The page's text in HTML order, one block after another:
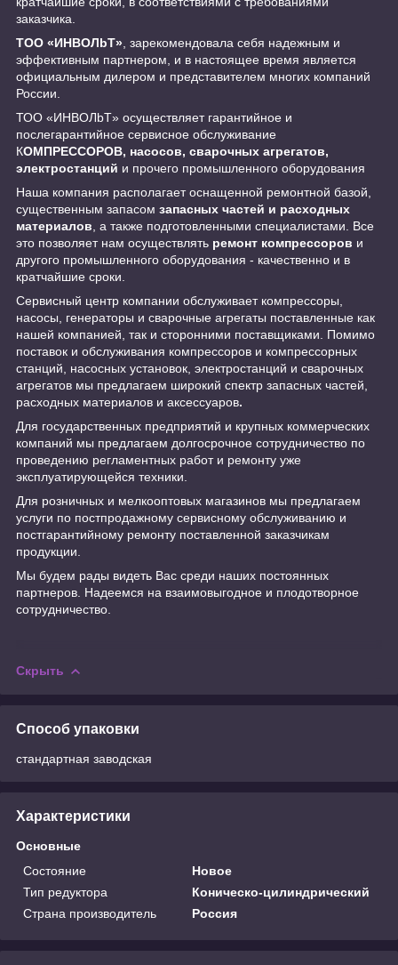
заказчика.
ТОО «ИНBOЛbT» , зарекомендовала себя надежным и
эффективным партнером, и в настоящее время является
официальным дилером и представителем многих компаний
России.
ТОО «ИНBOЛbT» осуществляет гарантийное и
послегарантийное сервисное обслуживание
КОМПРЕССОРОВ, насосов, сварочных агрегатов,
электростанций и прочего промышленного оборудования
Наша компания располагает оснащенной ремонтной базой,
существенным запасом запасных частей и расходных
материалов , а также подготовленными специалистами. Все
это позволяет нам осуществлять ремонт компрессоров и
другого промышленного оборудования - качественно и в
кратчайшие сроки.
Сервисный центр компании обслуживает компрессоры,
насосы, генераторы и сварочные агрегаты поставленные как
нашей компанией, так и сторонними поставщиками. Помимо
поставок и обслуживания компрессоров и компрессорных
станций, насосных установок, электростанций и сварочных
агрегатов мы предлагаем широкий спектр запасных частей,
расходных материалов и аксессуаров.
Для государственных предприятий и крупных коммерческих
компаний мы предлагаем долгосрочное сотрудничество по
проведению регламентных работ и ремонту уже
эксплуатирующейся техники.
Для розничных и мелкооптовых магазинов мы предлагаем
услуги по постпродажному сервисному обслуживанию и
постгарантийному ремонту поставленной заказчикам
продукции.
Мы будем рады видеть Вас среди наших постоянных
партнеров. Надеемся на взаимовыгодное и плодотворное
сотрудничество.
Скрыть
Способ упаковки
стандартная заводская
Характеристики
Основные
Состояние
Новое
Тип редуктора
Коническо-цилиндрический
Страна производитель
Россия